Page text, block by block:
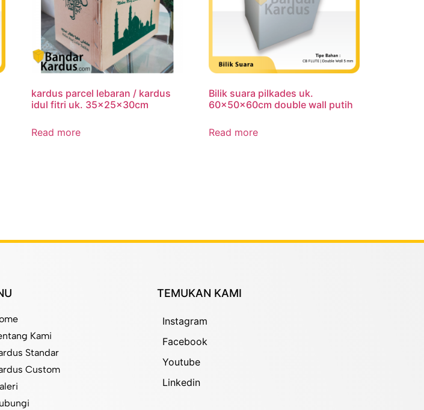
kardus parcel lebaran / kardus
idul fitri uk. 35x25x30cm
Read more
Bilik suara pilkades uk.
60x50x60cm double wall putih
Read more
Kami
Standar
Custom
TEMUKAN KAMI
Instagram
Facebook
Youtube
Linkedin